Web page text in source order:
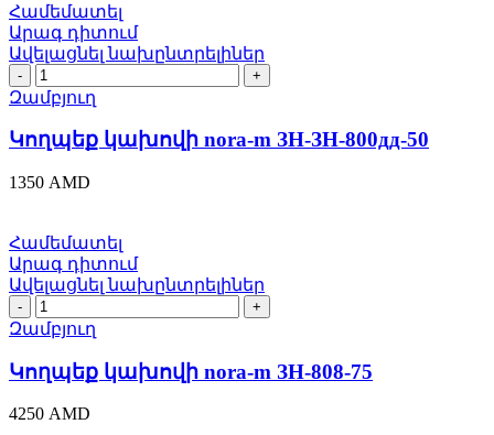
Համեմատել
Արագ դիտում
Ավելացնել նախընտրելիներ
Կողպեք
կախովի
nora-
m
ЗН-
ЗН-800дд-50
quantity
Զամբյուղ
Կողպեք կախովի nora-m ЗН-ЗН-800дд-50
1350 AMD
Համեմատել
Արագ դիտում
Ավելացնել նախընտրելիներ
Կողպեք
կախովի
nora-
m
ЗН-808-
75
quantity
Զամբյուղ
Կողպեք կախովի nora-m ЗН-808-75
4250 AMD